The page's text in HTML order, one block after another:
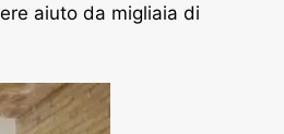
aiuto da migliaia di